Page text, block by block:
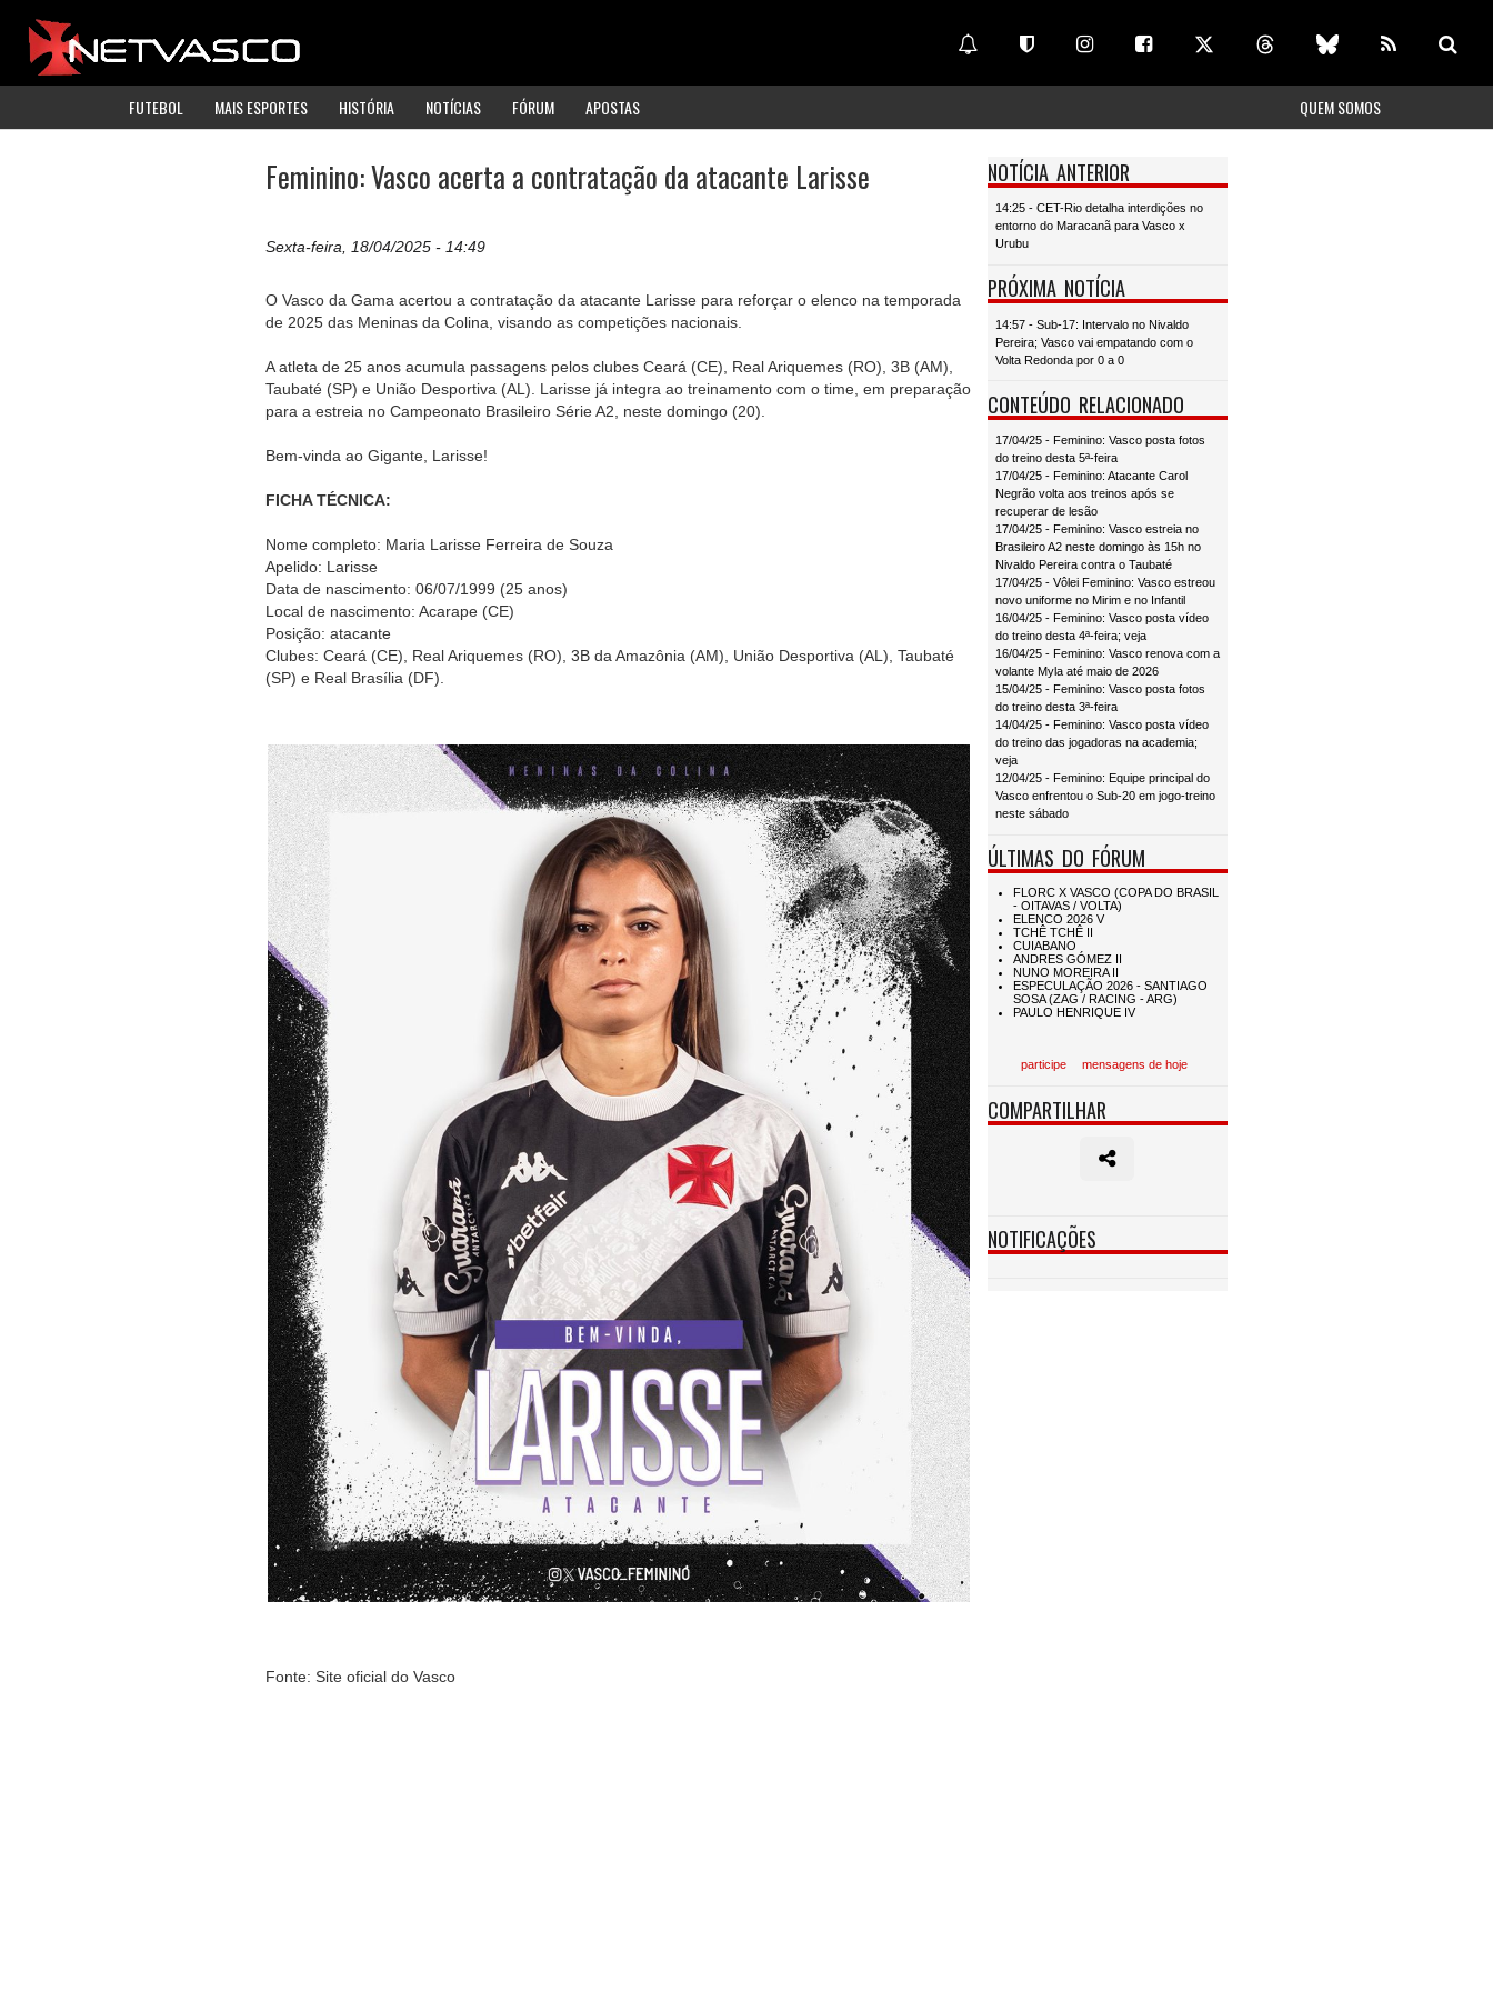
FUTEBOL MAIS ESPORTES HISTÓRIA NOTÍCIAS FÓRUM APOSTAS QUEM SOMOS
Feminino: Vasco acerta a contratação da atacante Larisse
Sexta-feira, 18/04/2025 - 14:49
O Vasco da Gama acertou a contratação da atacante Larisse para reforçar o elenco na temporada
de 2025 das Meninas da Colina, visando as competições nacionais.
A atleta de 25 anos acumula passagens pelos clubes Ceará (CE), Real Ariquemes (RO), 3B (AM),
Taubaté (SP) e União Desportiva (AL). Larisse já integra ao treinamento com o time, em preparação
para a estreia no Campeonato Brasileiro Série A2, neste domingo (20).
Bem-vinda ao Gigante, Larisse!
FICHA TÉCNICA:
Nome completo: Maria Larisse Ferreira de Souza
Apelido: Larisse
Data de nascimento: 06/07/1999 (25 anos)
Local de nascimento: Acarape (CE)
Posição: atacante
Clubes: Ceará (CE), Real Ariquemes (RO), 3B da Amazônia (AM), União Desportiva (AL), Taubaté
(SP) e Real Brasília (DF).
Fonte: Site oficial do Vasco
NOTÍCIA ANTERIOR
14:25 - CET-Rio detalha interdições no
entorno do Maracanã para Vasco x
Urubu
PRÓXIMA NOTÍCIA
14:57 - Sub-17: Intervalo no Nivaldo
Pereira; Vasco vai empatando com o
Volta Redonda por 0 a 0
CONTEÚDO RELACIONADO
17/04/25 - Feminino: Vasco posta fotos
do treino desta 5ª-feira
17/04/25 - Feminino: Atacante Carol
Negrão volta aos treinos após se
recuperar de lesão
17/04/25 - Feminino: Vasco estreia no
Brasileiro A2 neste domingo às 15h no
Nivaldo Pereira contra o Taubaté
17/04/25 - Vôlei Feminino: Vasco estreou
novo uniforme no Mirim e no Infantil
16/04/25 - Feminino: Vasco posta vídeo
do treino desta 4ª-feira; veja
16/04/25 - Feminino: Vasco renova com a
volante Myla até maio de 2026
15/04/25 - Feminino: Vasco posta fotos
do treino desta 3ª-feira
14/04/25 - Feminino: Vasco posta vídeo
do treino das jogadoras na academia;
veja
12/04/25 - Feminino: Equipe principal do
Vasco enfrentou o Sub-20 em jogo-treino
neste sábado
ÚLTIMAS DO FÓRUM
participe mensagens de hoje
COMPARTILHAR
NOTIFICAÇÕES